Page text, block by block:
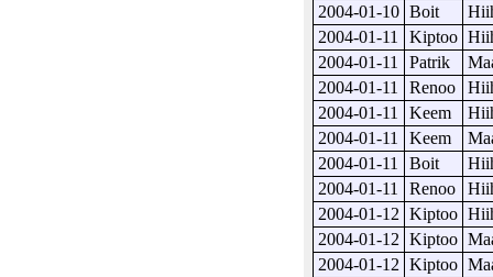
2004-01-10 Boit
2004-01-11
Kiptoo
2004-01-11
Patrik
2004-01-11
Renoo
2004-01-11
Keem
2004-01-11
Keem
2004-01-11
Boit
2004-01-11
Renoo
2004-01-12
Kiptoo
2004-01-12
Kiptoo
2004-01-12
Kiptoo